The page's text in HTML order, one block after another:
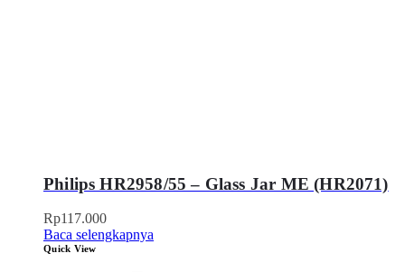
Philips HR2958/55 – Glass Jar ME (HR2071)
Rp117.000
Baca selengkapnya
Quick View